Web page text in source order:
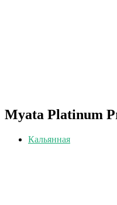
Myata Platinum
Кальянная